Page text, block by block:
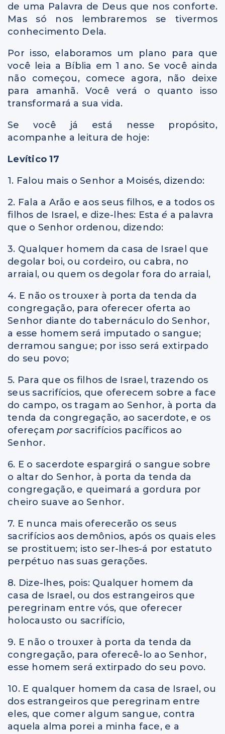
de uma Palavra de Deus que nos conforte.
Mas só nos lembraremos se tivermos
conhecimento Dela.
Por isso, elaboramos um plano para que
você leia a Bíblia em 1 ano. Se você ainda
não começou, comece agora, não deixe
para amanhã. Você verá o quanto isso
transformará a sua vida.
Se você já está nesse propósito,
acompanhe a leitura de hoje:
Levítico 17
1. Falou mais o Senhor a Moisés, dizendo:
2. Fala a Arão e aos seus filhos, e a todos os
filhos de Israel, e dize-lhes: Esta é a palavra
que o Senhor ordenou, dizendo:
3. Qualquer homem da casa de Israel que
degolar boi, ou cordeiro, ou cabra, no
arraial, ou quem os degolar fora do arraial,
4. E não os trouxer à porta da tenda da
congregação, para oferecer oferta ao
Senhor diante do tabernáculo do Senhor,
a esse homem será imputado o sangue;
derramou sangue; por isso será extirpado
do seu povo;
5. Para que os filhos de Israel, trazendo os
seus sacrifícios, que oferecem sobre a face
do campo, os tragam ao Senhor, à porta da
tenda da congregação, ao sacerdote, e os
ofereçamporsacrifícios pacíficos ao
Senhor.
6. E o sacerdote espargirá o sangue sobre
o altar do Senhor, à porta da tenda da
congregação, e queimará a gordura por
cheiro suave ao Senhor.
7. E nunca mais oferecerão os seus
sacrifícios aos demônios, após os quais eles
se prostituem; isto ser-lhes-á por estatuto
perpétuo nas suas gerações.
8. Dize-lhes, pois: Qualquer homem da
casa de Israel, ou dos estrangeiros que
peregrinam entre vós, que oferecer
holocausto ou sacrifício,
9. E não o trouxer à porta da tenda da
congregação, para oferecê-lo ao Senhor,
esse homem será extirpado do seu povo.
10. E qualquer homem da casa de Israel, ou
dos estrangeiros que peregrinam entre
eles, que comer algum sangue, contra
aquela alma porei a minha face, e a